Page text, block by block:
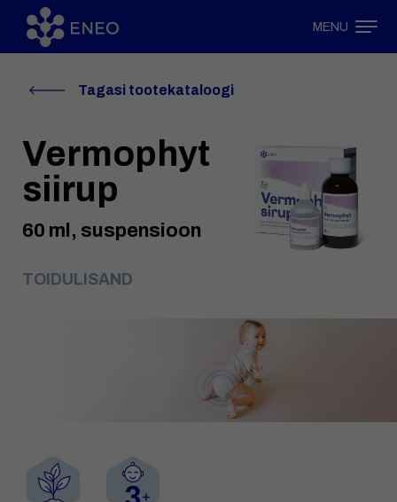
MENU
Tagasi tootekataloogi
Vermophyt
siirup
60 ml, suspensioon
TOIDULISAND